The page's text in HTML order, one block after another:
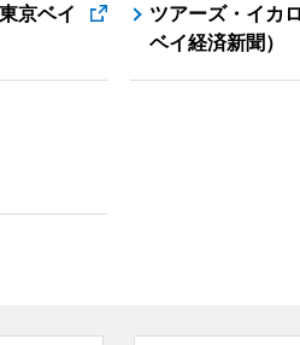
京ベイ
ツアーズ・イカ
ベイ経済新聞）